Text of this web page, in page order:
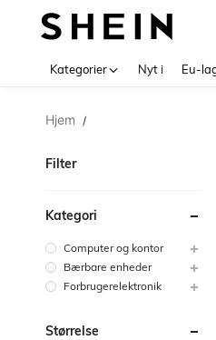
Kategorier Nyt i Eu-
Hjem /
Filter
Kategori
Computer og kontor
Bærbare enheder
Forbrugerelektronik
Størrelse